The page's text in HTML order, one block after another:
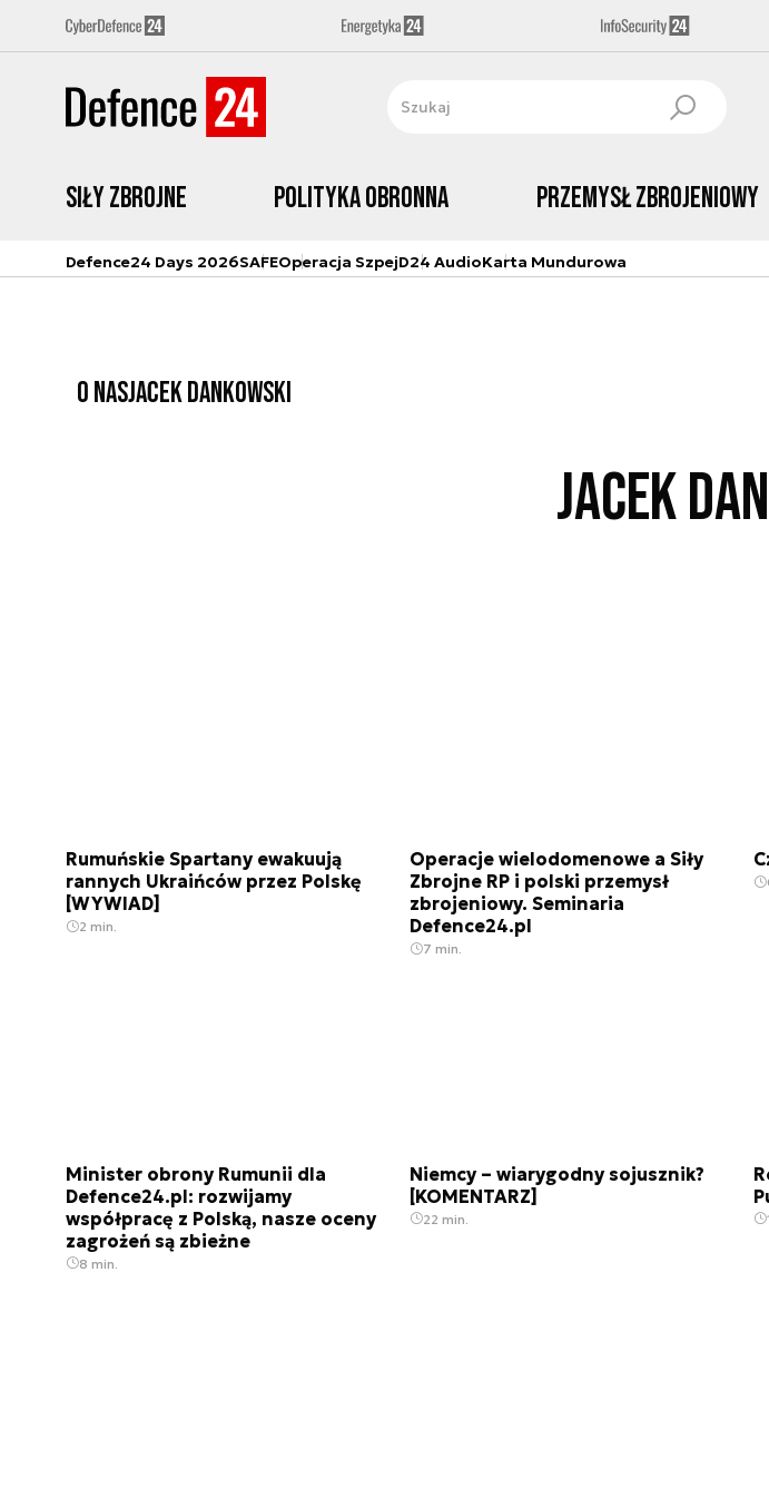
Siły zbrojne Polityka obronna Przemysł Zbrojeniowy
Defence24 Days 2026SAFEOperacja SzpejD24 AudioKarta Mundurowa
O NASJACEK DANKOWSKI
Jacek
Rumuńskie Spartany ewakuują
rannych Ukraińców przez Polskę
[WYWIAD]
2 min.
Operacje wielodomenowe a Siły
Zbrojne RP i polski przemysł
zbrojeniowy. Seminaria
Defence24.pl
7 min.
Minister obrony Rumunii dla
Defence24.pl: rozwijamy
współpracę z Polską, nasze oceny
zagrożeń są zbieżne
8 min.
Niemcy – wiarygodny sojusznik?
[KOMENTARZ]
22 min.